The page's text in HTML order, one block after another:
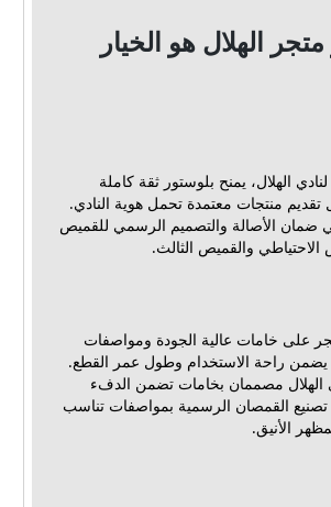
الهلال هو الخيار
الهلال، يمنح بلوستور ثقة كاملة
منتجات معتمدة تحمل هوية النادي.
ضمان الأصالة والتصميم الرسمي للقميص
والقميص الثالث.
على خامات عالية الجودة ومواصفات
يضمن راحة الاستخدام وطول عمر القطع.
الهلال مصممان بخامات تضمن الدفء
تصنيع القمصان الرسمية بمواصفات تناسب
الأنيق.